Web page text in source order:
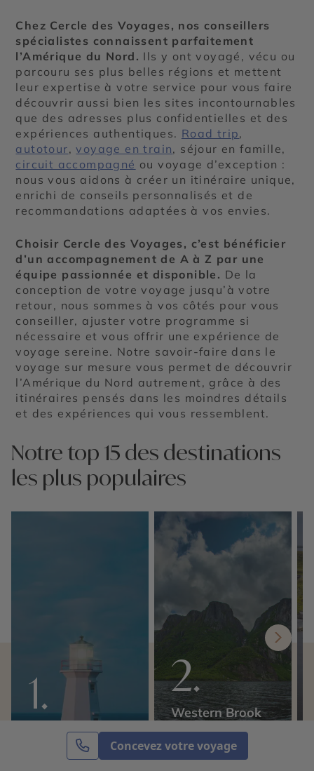
Concevez votre voyage
Chez Cercle des Voyages, nos conseillers
spécialistes connaissent parfaitement
l’Amérique du Nord. Ils y ont voyagé, vécu ou
parcouru ses plus belles régions et mettent
leur expertise à votre service pour vous faire
découvrir aussi bien les sites incontournables
que des adresses plus confidentielles et des
expériences authentiques. Road trip,
autotour,voyage en train, séjour en famille,
circuit accompagné ou voyage d’exception :
nous vous aidons à créer un itinéraire unique,
enrichi de conseils personnalisés et de
recommandations adaptées à vos envies.
Choisir Cercle des Voyages, c’est bénéficier
d’un accompagnement de A à Z par une
équipe passionnée et disponible. De la
conception de votre voyage jusqu’à votre
retour, nous sommes à vos côtés pour vous
conseiller, ajuster votre programme si
nécessaire et vous offrir une expérience de
voyage sereine. Notre savoir-faire dans le
voyage sur mesure vous permet de découvrir
l’Amérique du Nord autrement, grâce à des
itinéraires pensés dans les moindres détails
et des expériences qui vous ressemblent.
Notre top 15 des destinations
les plus populaires
Cape Spear
Western Brook
Pond